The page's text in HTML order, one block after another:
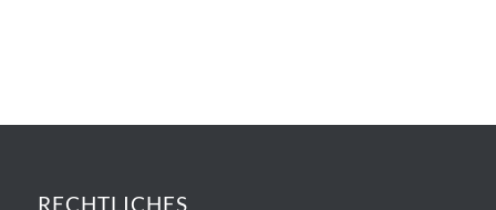
RECHTLICHES